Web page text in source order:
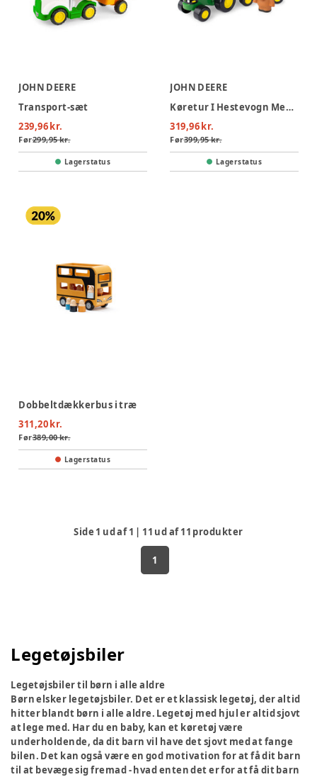
JOHN DEERE
Transport-sæt
239,96 kr.
Før299,95 kr.
Lagerstatus
JOHN DEERE
Køretur I Hestevogn Med Dyrelyde
319,96 kr.
Før399,95 kr.
Lagerstatus
Dobbeltdækkerbus i træ
311,20 kr.
Før389,00 kr.
Lagerstatus
Side 1 ud af1 | 11 ud af11 produkter
1
Legetøjsbiler
Legetøjsbiler til børn i alle aldre
Børn elsker legetøjsbiler. Det er et klassisk legetøj, der altid
hitter blandt børn i alle aldre. Legetøj med hjul er altid sjovt
at lege med. Har du en baby, kan et køretøj være
underholdende, da dit barn vil have det sjovt med at fange
bilen. Det kan også være en god motivation for at få dit barn
til at bevæge sig fremad - hvad enten det er for at få dit barn